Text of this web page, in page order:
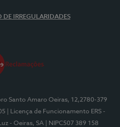
IRREGULARIDADES
Santo Amaro Oeiras, 12,2780-379
| Licença de Funcionamento ERS -
- Oeiras, SA | NIPC507 389 158